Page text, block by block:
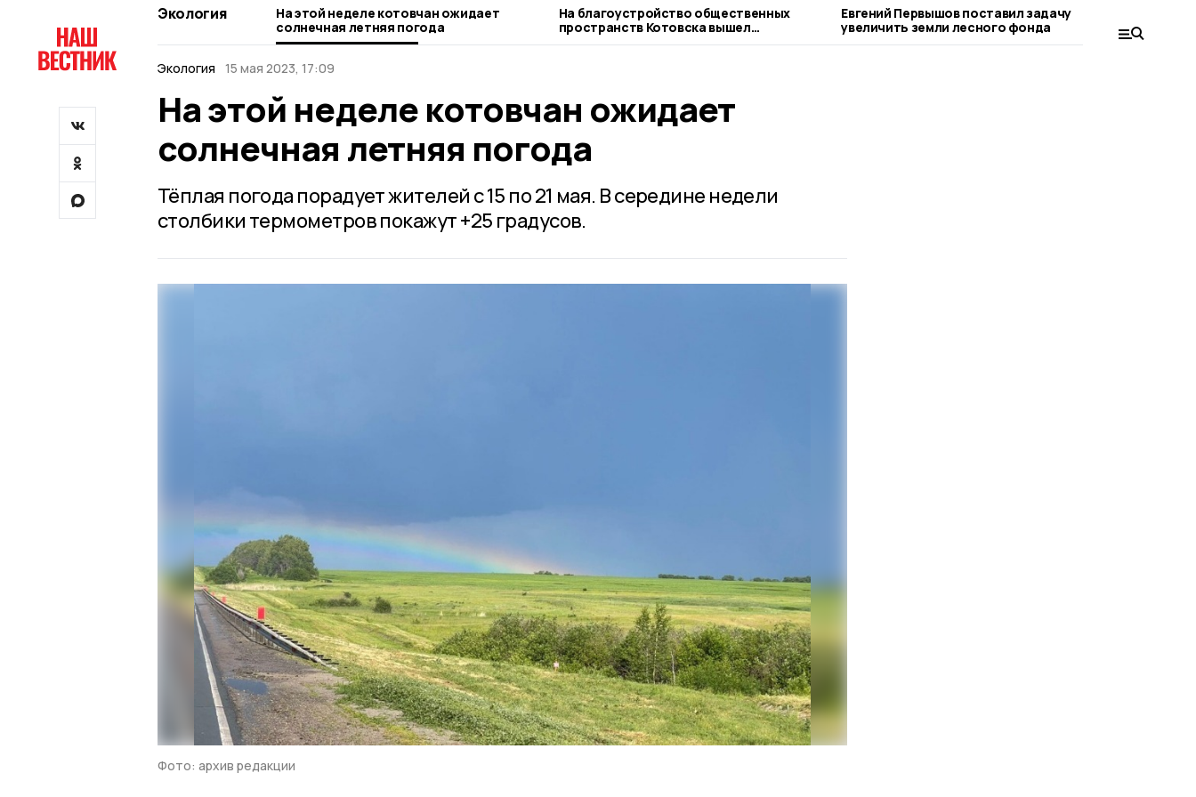
Экология
На этой неделе котовчан ожидает
солнечная летняя погода
На благоустройство общественных
пространств Котовска вышел
подростковый «Экопатруль»
Евгений Первышов поставил задачу
увеличить земли лесного фонда
стали
Экология 15 мая 2023, 17:09
На этой неделе котовчан ожидает
солнечная летняя погода
Тёплая погода порадует жителей с 15 по 21 мая. В середине недели
столбики термометров покажут +25 градусов.
Фото: архив редакции